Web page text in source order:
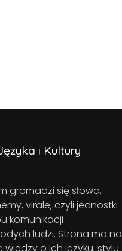
i Kultury
gromadzi się słowa,
virale, czyli jednostki
komunikacji
ludzi. Strona ma na